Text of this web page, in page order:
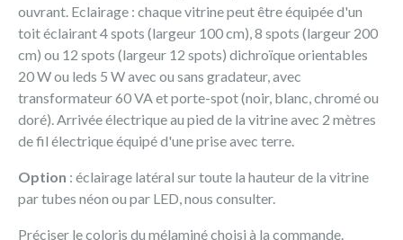
ouvrant. Eclairage : chaque vitrine peut être équipée d'un
toit éclairant 4 spots (largeur 100 cm), 8 spots (largeur 200
cm) ou 12 spots (largeur 12 spots) dichroïque orientables
20 W ou leds 5 W avec ou sans gradateur, avec
transformateur 60 VA et porte-spot (noir, blanc, chromé ou
doré). Arrivée électrique au pied de la vitrine avec 2 mètres
de fil électrique équipé d'une prise avec terre.
Option : éclairage latéral sur toute la hauteur de la vitrine
par tubes néon ou par LED, nous consulter.
Préciser le coloris du mélaminé choisi à la commande.